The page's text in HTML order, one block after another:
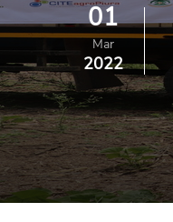
01
Mar
2022